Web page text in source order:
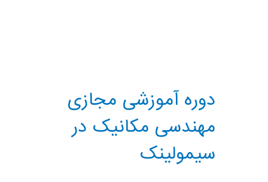
دوره آموزشی مجازی
مهندسی مکانیک در
سیمولینک